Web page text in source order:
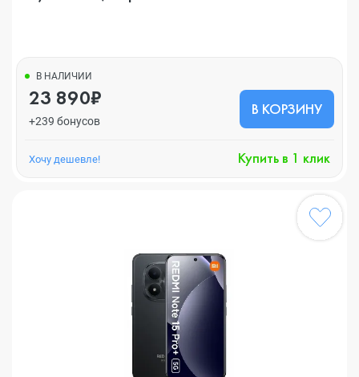
В НАЛИЧИИ
23 890₽
+239 бонусов
В КОРЗИНУ
Хочу дешевле! Купить в 1 клик